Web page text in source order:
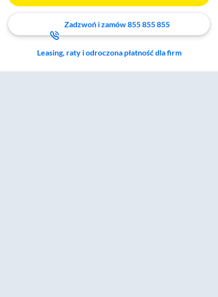
Zadzwoń i zamów 855 855 855
Leasing, raty i odroczona płatność dla firm